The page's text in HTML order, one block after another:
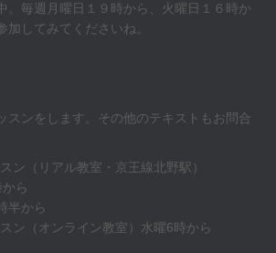
。毎週月曜日１９時から、火曜日１６時か
加してみてくださいね。
スンをします。その他のテキストもお問合
ン（リアル教室・京王線北野駅）
ら
半から
ン（オンライン教室）水曜6時から